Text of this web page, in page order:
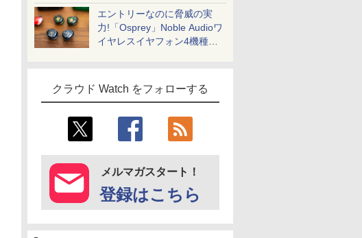
エントリーなのに脅威の実
力!「Osprey」Noble Audioワ
イヤレスイヤフォン4機種を
クラウド Watch をフォローする
メルマガスタート！
登録はこちら